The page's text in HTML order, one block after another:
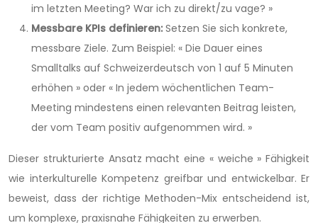
im letzten Meeting? War ich zu direkt/zu vage? »
Messbare KPIs definieren: Setzen Sie sich konkrete,
messbare Ziele. Zum Beispiel: « Die Dauer eines
Smalltalks auf Schweizerdeutsch von 1 auf 5 Minuten
erhöhen » oder « In jedem wöchentlichen Team-
Meeting mindestens einen relevanten Beitrag leisten,
der vom Team positiv aufgenommen wird. »
Dieser strukturierte Ansatz macht eine « weiche » Fähigkeit
wie interkulturelle Kompetenz greifbar und entwickelbar. Er
beweist, dass der richtige Methoden-Mix entscheidend ist,
um komplexe, praxisnahe Fähigkeiten zu erwerben.